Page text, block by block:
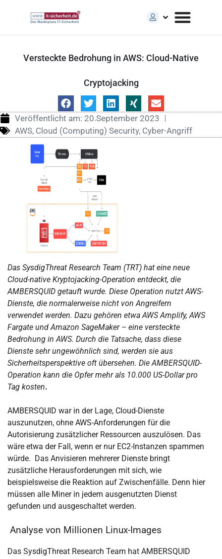
Versteckte Bedrohung in AWS: Cloud-Native
Cryptojacking
Veröffentlicht am: 20.September 2023
AWS, Cloud (Computing) Security, Cyber-Angriff
Das SysdigThreat Research Team (TRT) hat eine neue
Cloud-native Kryptojacking-Operation entdeckt, die
AMBERSQUID getauft wurde. Diese Operation nutzt AWS-
Dienste, die normalerweise nicht von Angreifern
verwendet werden. Dazu gehören etwa AWS Amplify, AWS
Fargate und Amazon SageMaker – eine versteckte
Bedrohung in AWS. Durch die Tatsache, dass diese
Dienste sehr ungewöhnlich sind, werden sie aus
Sicherheitsperspektive oft übersehen. Die AMBERSQUID-
Operation kann die Opfer mehr als 10.000 US-Dollar pro
Tag kosten.
AMBERSQUID war in der Lage, Cloud-Dienste
auszunutzen, ohne AWS-Anforderungen für die
Autorisierung zusätzlicher Ressourcen auszulösen. Das
wäre etwa der Fall, wenn er nur EC2-Instanzen spammen
würde. Das Anvisieren mehrerer Dienste bringt
zusätzliche Herausforderungen mit sich, wie
beispielsweise die Reaktion auf Zwischenfälle. Denn hier
müssen alle Miner in jedem ausgenutzten Dienst
gefunden und ausgeschaltet werden.
Analyse von Millionen Linux-Images
Das SysdigThreat Research Team hat AMBERSQUID